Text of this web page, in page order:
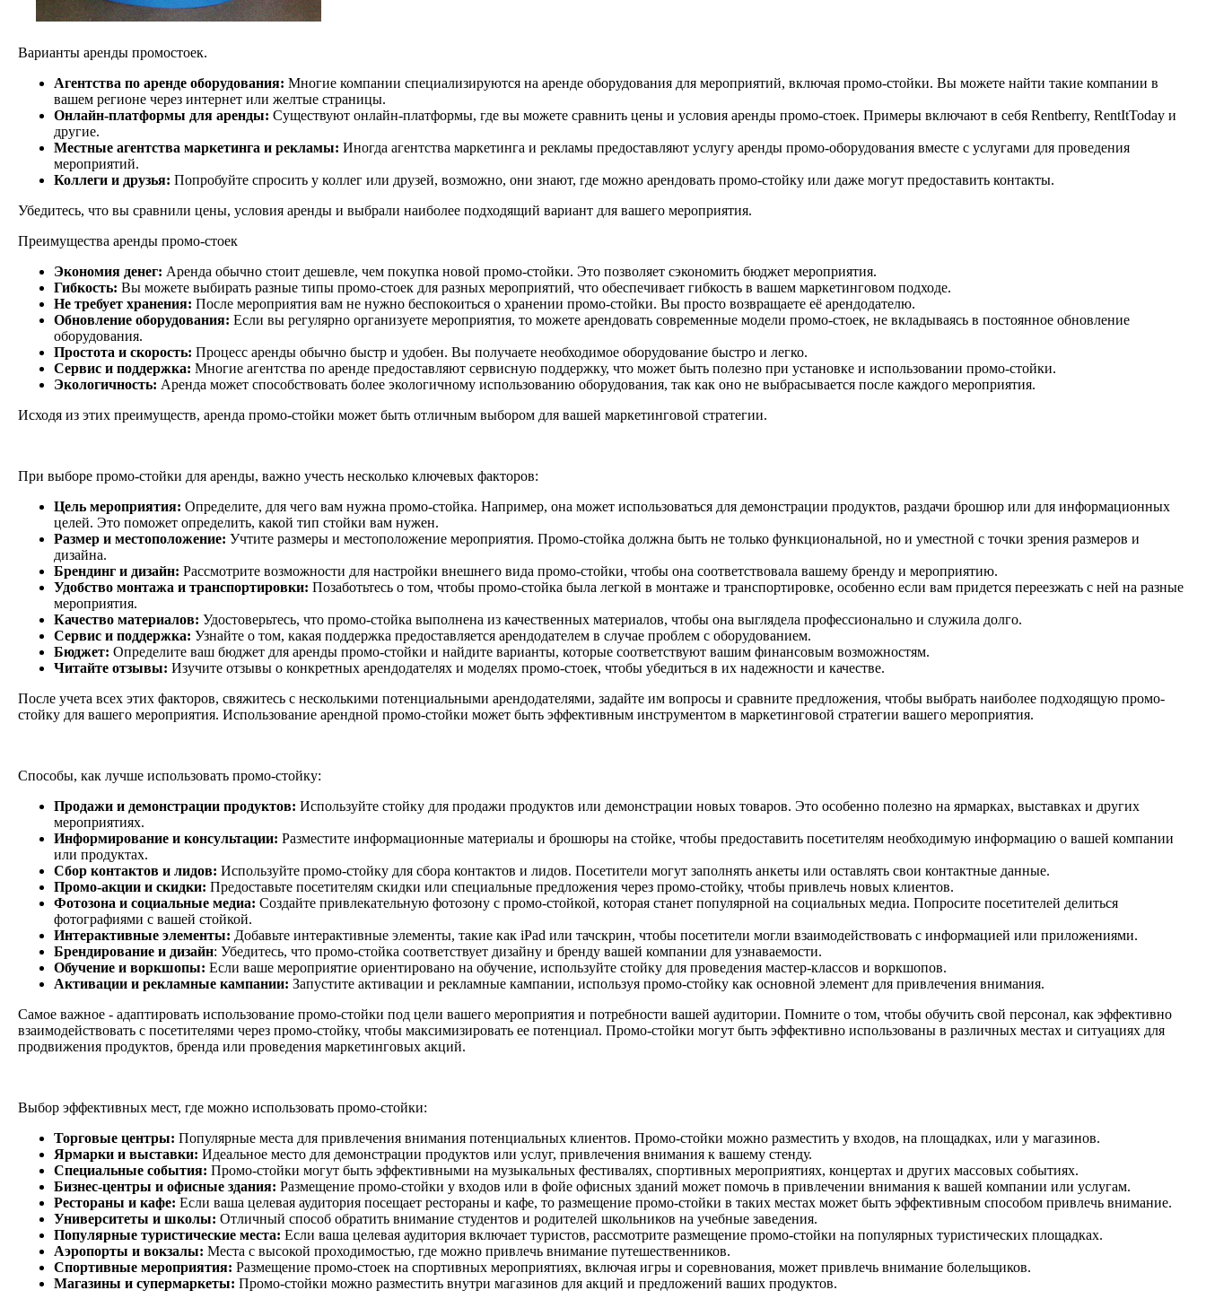
Варианты аренды промостоек.
Агентства по аренде оборудования: Многие компании специализируются на аренде оборудования для мероприятий, включая промо-стойки. Вы можете найти такие компании в
вашем регионе через интернет или желтые страницы.
Онлайн-платформы для аренды: Существуют онлайн-платформы, где вы можете сравнить цены и условия аренды промо-стоек. Примеры включают в себя Rentberry, RentItToday и
другие.
Местные агентства маркетинга и рекламы: Иногда агентства маркетинга и рекламы предоставляют услугу аренды промо-оборудования вместе с услугами для проведения
мероприятий.
Коллеги и друзья: Попробуйте спросить у коллег или друзей, возможно, они знают, где можно арендовать промо-стойку или даже могут предоставить контакты.
Убедитесь, что вы сравнили цены, условия аренды и выбрали наиболее подходящий вариант для вашего мероприятия.
Преимущества аренды промо-стоек
Экономия денег: Аренда обычно стоит дешевле, чем покупка новой промо-стойки. Это позволяет сэкономить бюджет мероприятия.
Гибкость: Вы можете выбирать разные типы промо-стоек для разных мероприятий, что обеспечивает гибкость в вашем маркетинговом подходе.
Не требует хранения: После мероприятия вам не нужно беспокоиться о хранении промо-стойки. Вы просто возвращаете её арендодателю.
Обновление оборудования: Если вы регулярно организуете мероприятия, то можете арендовать современные модели промо-стоек, не вкладываясь в постоянное обновление
оборудования.
Простота и скорость: Процесс аренды обычно быстр и удобен. Вы получаете необходимое оборудование быстро и легко.
Сервис и поддержка: Многие агентства по аренде предоставляют сервисную поддержку, что может быть полезно при установке и использовании промо-стойки.
Экологичность: Аренда может способствовать более экологичному использованию оборудования, так как оно не выбрасывается после каждого мероприятия.
Исходя из этих преимуществ, аренда промо-стойки может быть отличным выбором для вашей маркетинговой стратегии.
При выборе промо-стойки для аренды, важно учесть несколько ключевых факторов:
Цель мероприятия: Определите, для чего вам нужна промо-стойка. Например, она может использоваться для демонстрации продуктов, раздачи брошюр или для информационных
целей. Это поможет определить, какой тип стойки вам нужен.
Размер и местоположение: Учтите размеры и местоположение мероприятия. Промо-стойка должна быть не только функциональной, но и уместной с точки зрения размеров и
дизайна.
Брендинг и дизайн: Рассмотрите возможности для настройки внешнего вида промо-стойки, чтобы она соответствовала вашему бренду и мероприятию.
Удобство монтажа и транспортировки: Позаботьтесь о том, чтобы промо-стойка была легкой в монтаже и транспортировке, особенно если вам придется переезжать с ней на разные
мероприятия.
Качество материалов: Удостоверьтесь, что промо-стойка выполнена из качественных материалов, чтобы она выглядела профессионально и служила долго.
Сервис и поддержка: Узнайте о том, какая поддержка предоставляется арендодателем в случае проблем с оборудованием.
Бюджет: Определите ваш бюджет для аренды промо-стойки и найдите варианты, которые соответствуют вашим финансовым возможностям.
Читайте отзывы: Изучите отзывы о конкретных арендодателях и моделях промо-стоек, чтобы убедиться в их надежности и качестве.
После учета всех этих факторов, свяжитесь с несколькими потенциальными арендодателями, задайте им вопросы и сравните предложения, чтобы выбрать наиболее подходящую промо-
стойку для вашего мероприятия. Использование арендной промо-стойки может быть эффективным инструментом в маркетинговой стратегии вашего мероприятия.
Способы, как лучше использовать промо-стойку:
Продажи и демонстрации продуктов: Используйте стойку для продажи продуктов или демонстрации новых товаров. Это особенно полезно на ярмарках, выставках и других
мероприятиях.
Информирование и консультации: Разместите информационные материалы и брошюры на стойке, чтобы предоставить посетителям необходимую информацию о вашей компании
или продуктах.
Сбор контактов и лидов: Используйте промо-стойку для сбора контактов и лидов. Посетители могут заполнять анкеты или оставлять свои контактные данные.
Промо-акции и скидки: Предоставьте посетителям скидки или специальные предложения через промо-стойку, чтобы привлечь новых клиентов.
Фотозона и социальные медиа: Создайте привлекательную фотозону с промо-стойкой, которая станет популярной на социальных медиа. Попросите посетителей делиться
фотографиями с вашей стойкой.
Интерактивные элементы: Добавьте интерактивные элементы, такие как iPad или тачскрин, чтобы посетители могли взаимодействовать с информацией или приложениями.
Брендирование и дизайн: Убедитесь, что промо-стойка соответствует дизайну и бренду вашей компании для узнаваемости.
Обучение и воркшопы: Если ваше мероприятие ориентировано на обучение, используйте стойку для проведения мастер-классов и воркшопов.
Активации и рекламные кампании: Запустите активации и рекламные кампании, используя промо-стойку как основной элемент для привлечения внимания.
Самое важное - адаптировать использование промо-стойки под цели вашего мероприятия и потребности вашей аудитории. Помните о том, чтобы обучить свой персонал, как эффективно
взаимодействовать с посетителями через промо-стойку, чтобы максимизировать ее потенциал. Промо-стойки могут быть эффективно использованы в различных местах и ситуациях для
продвижения продуктов, бренда или проведения маркетинговых акций.
Выбор эффективных мест, где можно использовать промо-стойки:
Торговые центры: Популярные места для привлечения внимания потенциальных клиентов. Промо-стойки можно разместить у входов, на площадках, или у магазинов.
Ярмарки и выставки: Идеальное место для демонстрации продуктов или услуг, привлечения внимания к вашему стенду.
Специальные события: Промо-стойки могут быть эффективными на музыкальных фестивалях, спортивных мероприятиях, концертах и других массовых событиях.
Бизнес-центры и офисные здания: Размещение промо-стойки у входов или в фойе офисных зданий может помочь в привлечении внимания к вашей компании или услугам.
Рестораны и кафе: Если ваша целевая аудитория посещает рестораны и кафе, то размещение промо-стойки в таких местах может быть эффективным способом привлечь внимание.
Университеты и школы: Отличный способ обратить внимание студентов и родителей школьников на учебные заведения.
Популярные туристические места: Если ваша целевая аудитория включает туристов, рассмотрите размещение промо-стойки на популярных туристических площадках.
Аэропорты и вокзалы: Места с высокой проходимостью, где можно привлечь внимание путешественников.
Спортивные мероприятия: Размещение промо-стоек на спортивных мероприятиях, включая игры и соревнования, может привлечь внимание болельщиков.
Магазины и супермаркеты: Промо-стойки можно разместить внутри магазинов для акций и предложений ваших продуктов.